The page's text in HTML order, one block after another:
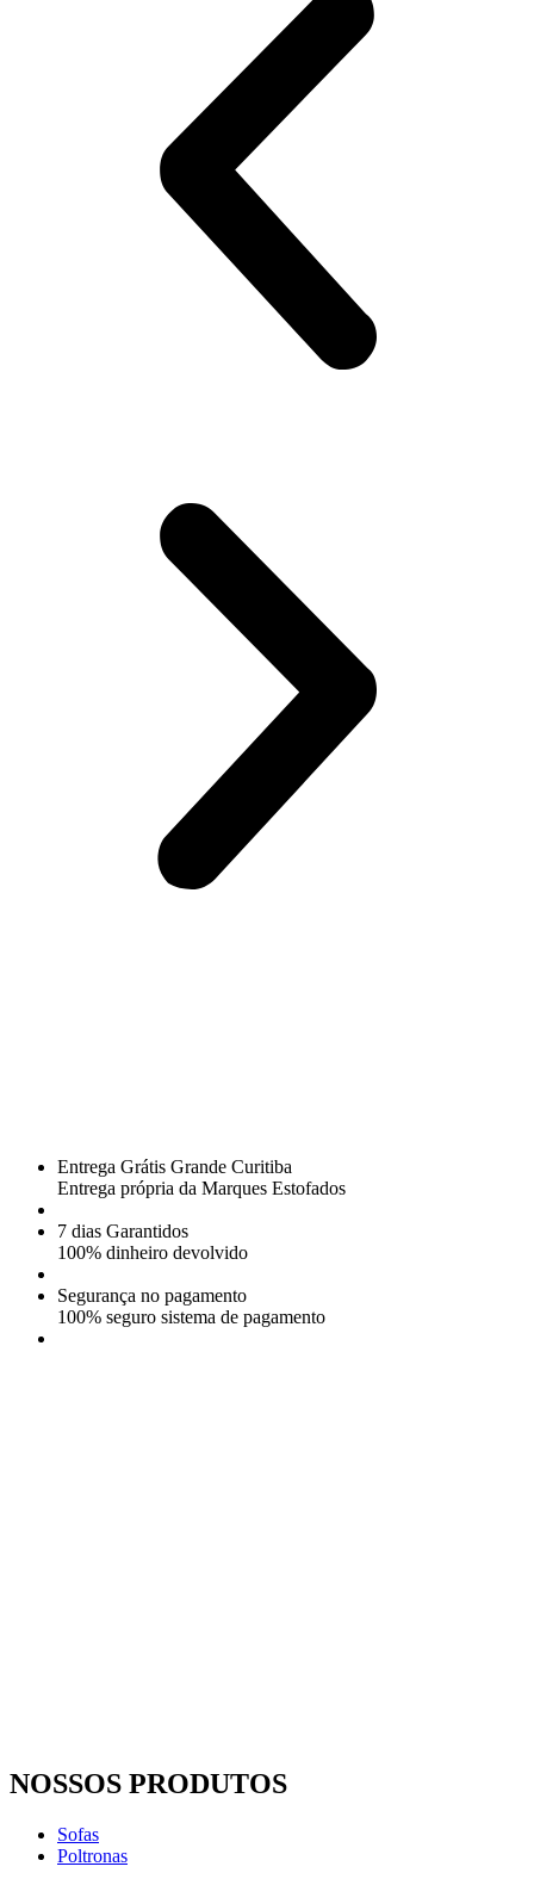
Entrega Grátis Grande Curitiba
Entrega própria da Marques Estofados
7 dias Garantidos
100% dinheiro devolvido
Segurança no pagamento
100% seguro sistema de pagamento
NOSSOS PRODUTOS
Sofas
Poltronas